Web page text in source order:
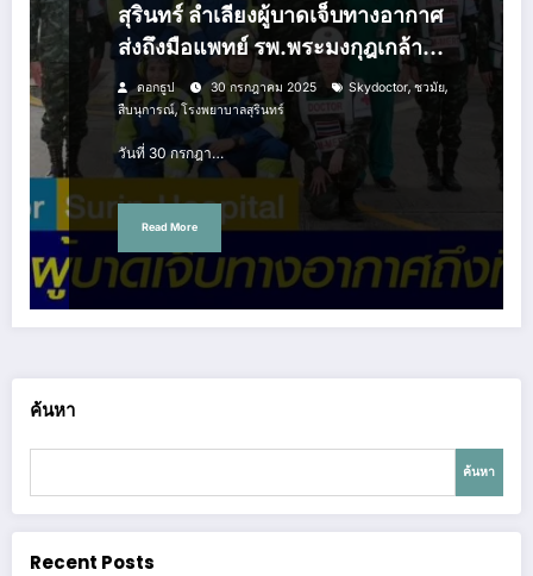
สุรินทร์ ลำเลียงผู้บาดเจ็บทางอากาศ
ส่งถึงมือแพทย์ รพ.พระมงกุฎเกล้า
อย่างปลอดภัย
ดอกธูป 30 กรกฎาคม 2025 Skydoctor,ชวมัย,
สืบนุการณ์,โรงพยาบาลสุรินทร์
วันที่ 30 กรกฎา…
Read More
ค้นหา
ค้นหา
Recent Posts